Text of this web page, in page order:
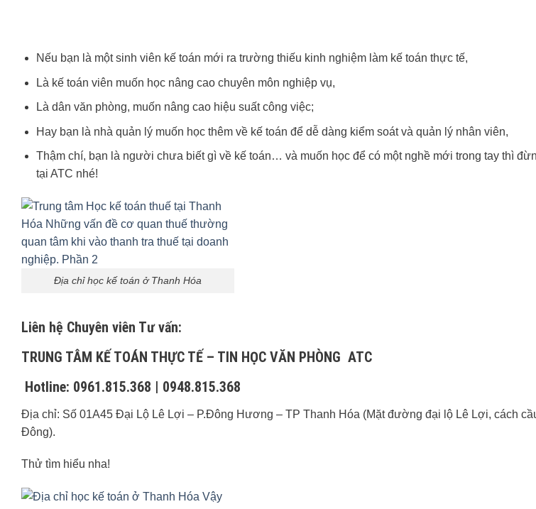
Nếu bạn là một sinh viên kế toán mới ra trường thiếu kinh nghiệm làm kế toán thực tế,
Là kế toán viên muốn học nâng cao chuyên môn nghiệp vụ,
Là dân văn phòng, muốn nâng cao hiệu suất công việc;
Hay bạn là nhà quản lý muốn học thêm về kế toán để dễ dàng kiểm soát và quản lý nhân viên,
Thậm chí, bạn là người chưa biết gì về kế toán… và muốn học để có một nghề mới trong tay thì
tại ATC nhé!
Địa chỉ học kế toán ở Thanh Hóa
Liên hệ Chuyên viên Tư vấn:
TRUNG TÂM KẾ TOÁN THỰC TẾ – TIN HỌC VĂN PHÒNG ATC
Hotline: 0961.815.368 | 0948.815.368
Địa chỉ: Số 01A45 Đại Lộ Lê Lợi – P.Đông Hương – TP Thanh Hóa (Mặt đường đại lộ Lê Lợi, cách
Đông).
Thử tìm hiểu nha!